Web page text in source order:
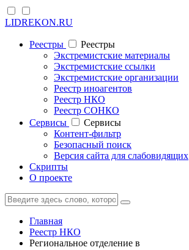
LIDREKON.RU
Реестры
Реестры
Экстремистские материалы
Экстремистские ссылки
Экстремистские организации
Реестр иноагентов
Реестр НКО
Реестр СОНКО
Cервисы
Cервисы
Контент-фильтр
Безопасный поиск
Версия сайта для слабовидящих
Скрипты
О проекте
Главная
Реестр НКО
Региональное отделение в